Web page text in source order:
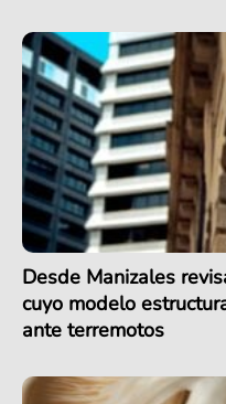
Desde Manizales
cuyo modelo
ante terremotos